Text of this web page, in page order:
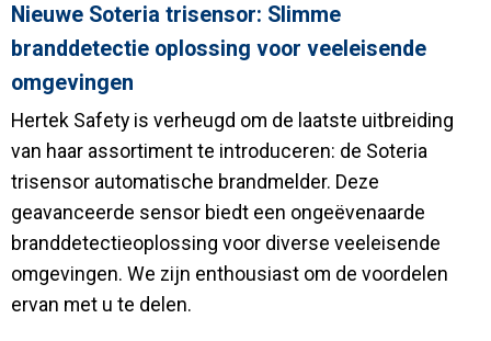
Nieuwe Soteria trisensor: Slimme
branddetectie oplossing voor veeleisende
omgevingen
Hertek Safety is verheugd om de laatste uitbreiding
van haar assortiment te introduceren: de Soteria
trisensor automatische brandmelder. Deze
geavanceerde sensor biedt een ongeëvenaarde
branddetectieoplossing voor diverse veeleisende
omgevingen. We zijn enthousiast om de voordelen
ervan met u te delen.